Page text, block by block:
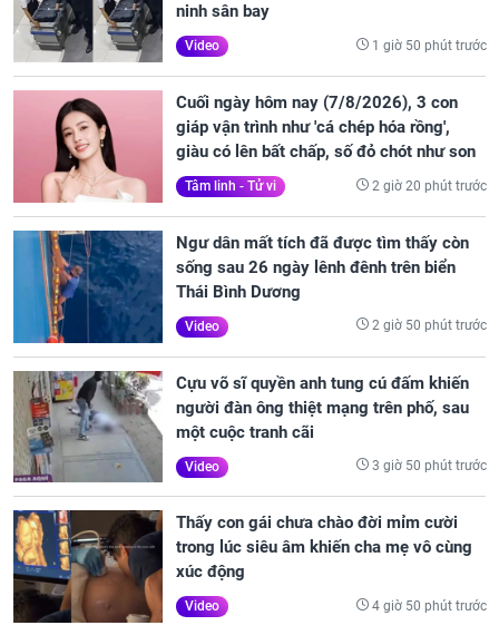
ninh sân bay
Video 1 giờ 50 phút trước
Cuối ngày hôm nay (7/8/2026), 3 con
giáp vận trình như 'cá chép hóa rồng',
giàu có lên bất chấp, số đỏ chót như son
Tâm linh - Tử vi 2 giờ 20 phút trước
Ngư dân mất tích đã được tìm thấy còn
sống sau 26 ngày lênh đênh trên biển
Thái Bình Dương
Video 2 giờ 50 phút trước
Cựu võ sĩ quyền anh tung cú đấm khiến
người đàn ông thiệt mạng trên phố, sau
một cuộc tranh cãi
Video 3 giờ 50 phút trước
Thấy con gái chưa chào đời mỉm cười
trong lúc siêu âm khiến cha mẹ vô cùng
xúc động
Video 4 giờ 50 phút trước